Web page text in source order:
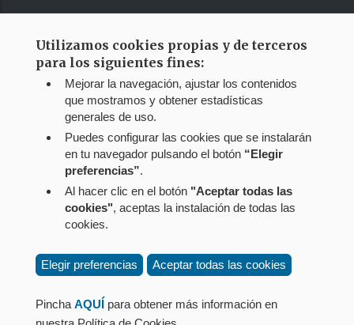
Correo web
Jump!!!
Menú
Política de privacidad
Utilizamos cookies propias y de terceros
para los siguientes fines:
Mejorar la navegación, ajustar los contenidos
que mostramos y obtener estadísticas
generales de uso.
Puedes configurar las cookies que se instalarán
en tu navegador pulsando el botón “Elegir
preferencias”.
Al hacer clic en el botón "Aceptar todas las
cookies", aceptas la instalación de todas las
cookies.
Elegir preferencias Aceptar todas las cookies
Pincha AQUÍ para obtener más información en